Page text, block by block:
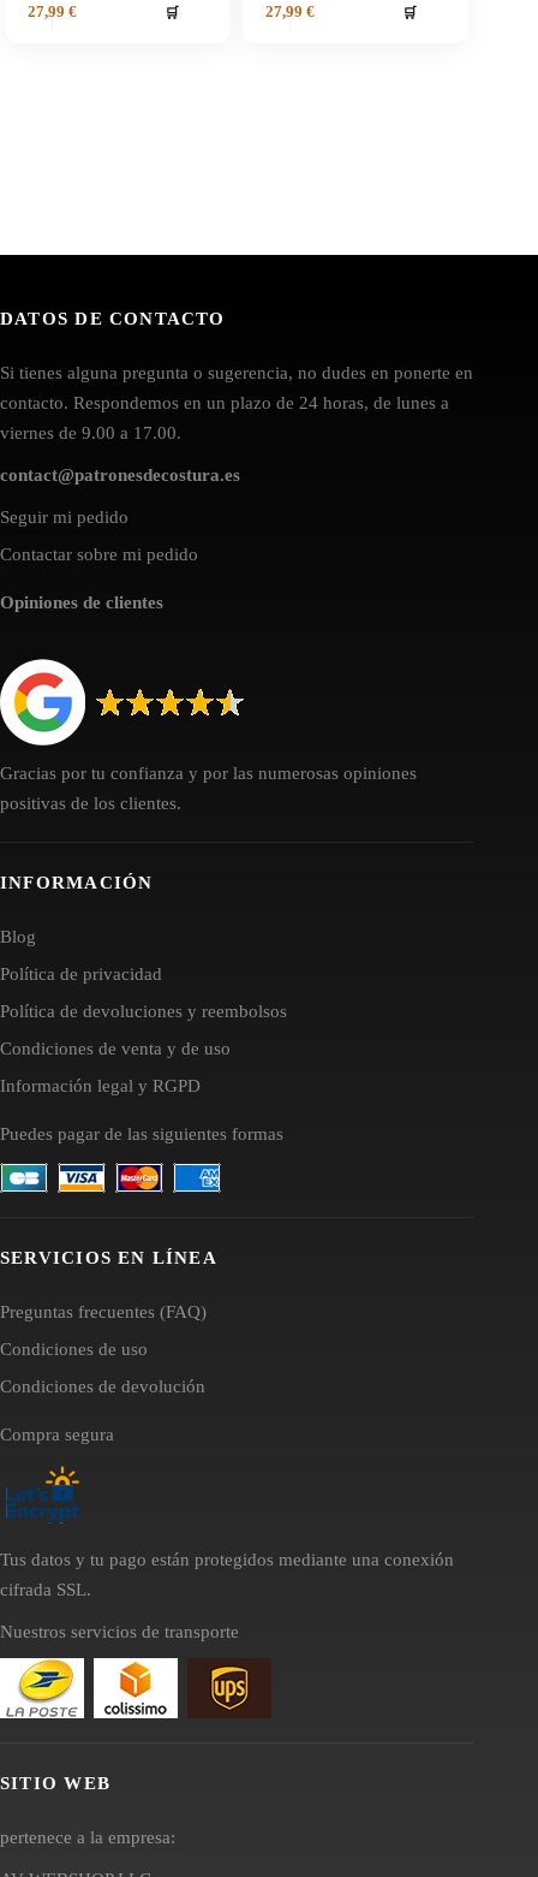
27,99 € 🛒 27,99 € 🛒
DATOS DE CONTACTO
Si tienes alguna pregunta o sugerencia, no dudes en ponerte en
contacto. Respondemos en un plazo de 24 horas, de lunes a
viernes de 9.00 a 17.00.
contact@patronesdecostura.es
Seguir mi pedido
Contactar sobre mi pedido
Opiniones de clientes
Gracias por tu confianza y por las numerosas opiniones
positivas de los clientes.
INFORMACIÓN
Blog
Política de privacidad
Política de devoluciones y reembolsos
Condiciones de venta y de uso
Información legal y RGPD
Puedes pagar de las siguientes formas
SERVICIOS EN LÍNEA
Preguntas frecuentes (FAQ)
Condiciones de uso
Condiciones de devolución
Compra segura
Tus datos y tu pago están protegidos mediante una conexión
cifrada SSL.
Nuestros servicios de transporte
SITIO WEB
pertenece a la empresa: